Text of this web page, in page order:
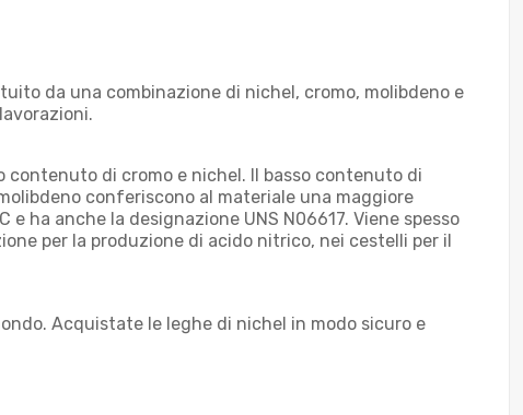
da una combinazione di nichel, cromo, molibdeno e
di cromo e nichel. Il basso contenuto di
conferiscono al materiale una maggiore
ha anche la designazione UNS N06617. Viene spesso
per la produzione di acido nitrico, nei cestelli per il
Acquistate le leghe di nichel in modo sicuro e